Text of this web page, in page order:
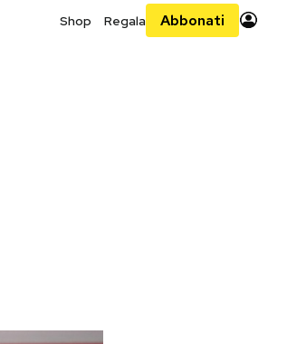
Shop Regala Abbonati